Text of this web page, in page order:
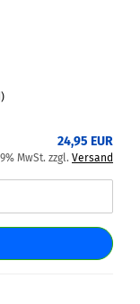
24,95 EUR
MwSt. zzgl. Versand